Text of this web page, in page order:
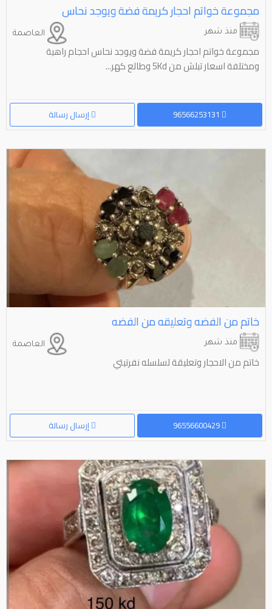
مجموعة خواتم احجار كريمة فضة ويوجد نحاس
العاصمة منذ شهر
مجموعة خواتم احجار كريمة فضة ويوجد نحاس احجام راهية
ومختلفة اسعار تبلش من 5Kd وطالع كهر...
إرسال رسالة
خاتم من الفضه وتعليقه من الفضه
العاصمة منذ شهر
خاتم من الاحجار وتعليقة لسلسله نفرتيتي
إرسال رسالة